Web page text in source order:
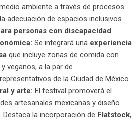
ambiente a través de procesos
adecuación de espacios inclusivos
personas con discapacidad.
Se integrará una experiencia
que incluye zonas de comida con
veganos, a la par de
de la Ciudad de México.
y arte: El festival promoverá el
artesanales mexicanas y diseño
Destaca la incorporación de Flatstock,